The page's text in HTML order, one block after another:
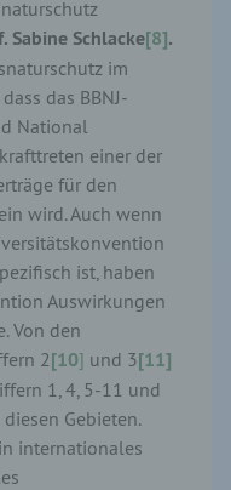
Sabine Schlacke[8].
im
das BBNJ-
National
einer der
für den
wird. Auch wenn
ist, haben
Auswirkungen
Von den
2[10] und 3[11]
1, 4, 5-11 und
Gebieten.
internationales